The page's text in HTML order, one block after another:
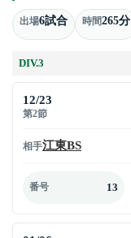
出場6試合 時間265分
DIV.3
12/23
第2節
相手江東BS
番号 13